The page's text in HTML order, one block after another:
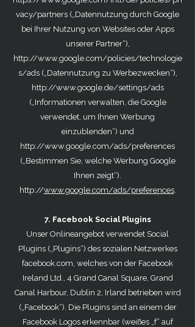
vacy/partners („Datennutzung durch Google
bei Ihrer Nutzung von Websites oder Apps
unserer Partner“),
http://www.google.com/policies/technologie
s/ads(„Datennutzung zu Werbezwecken“),
http://www.google.de/settings/ads
(„Informationen verwalten, die Google
verwendet, um Ihnen Werbung
einzublenden“) und
http://www.google.com/ads/preferences
(„Bestimmen Sie, welche Werbung Google
Ihnen zeigt“).
http://www.google.com/ads/preferences.
7. Facebook Social Plugins
Unser Onlineangebot verwendet Social
Plugins („Plugins“) des sozialen Netzwerkes
facebook.com, welches von der Facebook
Ireland Ltd., 4 Grand Canal Square, Grand
Canal Harbour, Dublin 2, Irland betrieben wird
(„Facebook“). Die Plugins sind an einem der
Facebook Logos erkennbar (weißes „f“ auf